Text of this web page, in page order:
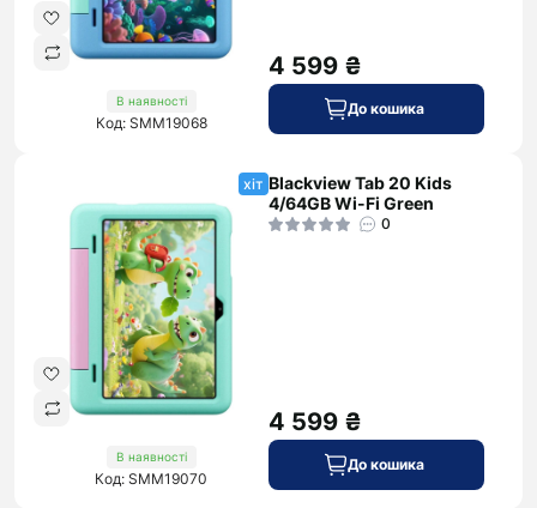
В наявності
Код: SMM19068
4 599 ₴
До кошика
хіт
В наявності
Код: SMM19070
Blackview Tab 20 Kids
4/64GB Wi-Fi Green
0
4 599 ₴
До кошика